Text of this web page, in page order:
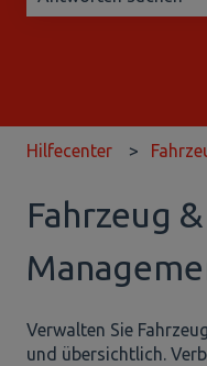
Hilfecenter
Fahrzeug
Verwalten Sie
und übersichtlich.